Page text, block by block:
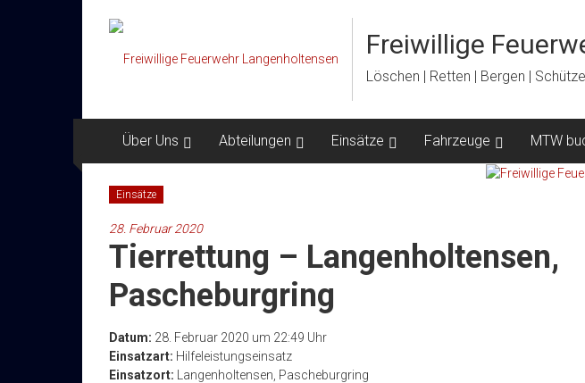
Inhalt
Freiwillige
Löschen | Retten | Bergen |
Über Uns Abteilungen Einsätze Fahrzeuge MTW
Einsätze
28. Februar 2020
Tierrettung – Langenholtensen,
Pascheburgring
Datum: 28. Februar 2020 um 22:49 Uhr
Einsatzart: Hilfeleistungseinsatz
Einsatzort: Langenholtensen, Pascheburgring